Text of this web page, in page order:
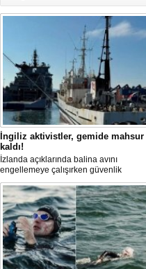
İngiliz aktivistler, gemide mahsur
kaldı!
İzlanda açıklarında balina avını
engellemeye çalışırken güvenlik
güçlerince durdurulan Bandero adlı
protesto gemisindeki 21 çevre aktivisti,
günlerdir gemiden çıkmalarına izin
verilmediğini ve temel haklarının ihlal
edildiğini öne sürdü. Mürettebatta iki
Britanyalı aktivist de bulunuyor.